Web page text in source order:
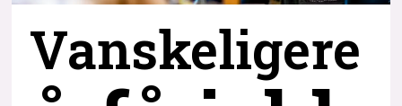
Vanskeligere